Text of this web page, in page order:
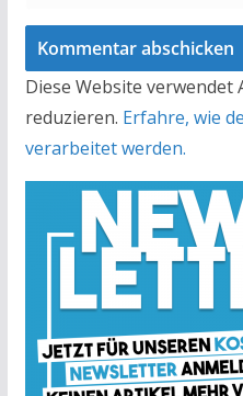
Diese Website verwendet
reduzieren. Erfahre, wie
verarbeitet werden.